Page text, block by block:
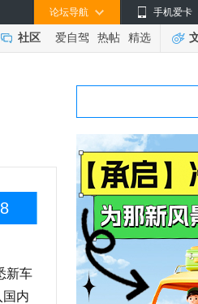
手机爱卡
论坛导航
社区 爱自驾 热帖 精选
8
新车
内